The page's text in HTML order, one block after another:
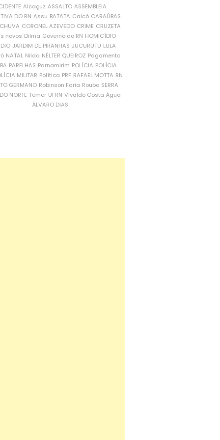
Alcaçuz ASSALTO ASSEMBLEIA
DO RN Assu BATATA Caicó CARAÚBAS
CORONEL AZEVEDO CRIME CRUZETA
novos Dilma Governo do RN HOMICÍDIO
JARDIM DE PIRANHAS JUCURUTU LULA
NATAL Nilda NÉLTER QUEIROZ Pagamento
PARELHAS Parnamirim POLÍCIA POLÍCIA
MILITAR Política PRF RAFAEL MOTTA RN
GERMANO Robinson Faria Roubo SERRA
NORTE Temer UFRN Vivaldo Costa Água
ÁLVARO DIAS